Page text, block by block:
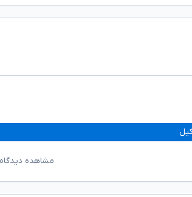
مشاهده